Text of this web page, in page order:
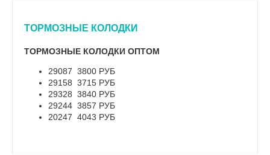
ТОРМОЗНЫЕ КОЛОДКИ
ТОРМОЗНЫЕ КОЛОДКИ ОПТОМ
29087 3800 РУБ
29158 3715 РУБ
29328 3840 РУБ
29244 3857 РУБ
20247 4043 РУБ